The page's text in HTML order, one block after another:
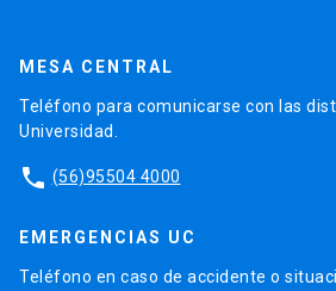
MESA CENTRAL
Teléfono para comunicarse con las
Universidad.
phone (56)95504 4000
EMERGENCIAS UC
Teléfono en caso de accidente o